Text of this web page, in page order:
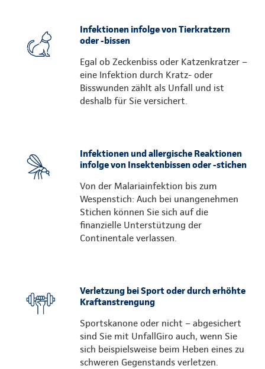
Infektionen infolge von Tierkratzern
oder -bissen
Egal ob Zeckenbiss oder Katzenkratzer –
eine Infektion durch Kratz- oder
Bisswunden zählt als Unfall und ist
deshalb für Sie versichert.
Infektionen und allergische Reaktionen
infolge von Insektenbissen oder -stichen
Von der Malariainfektion bis zum
Wespenstich: Auch bei unangenehmen
Stichen können Sie sich auf die
finanzielle Unterstützung der
Continentale verlassen.
Verletzung bei Sport oder durch erhöhte
Kraftanstrengung
Sportskanone oder nicht – abgesichert
sind Sie mit UnfallGiro auch, wenn Sie
sich beispielsweise beim Heben eines zu
schweren Gegenstands verletzen.